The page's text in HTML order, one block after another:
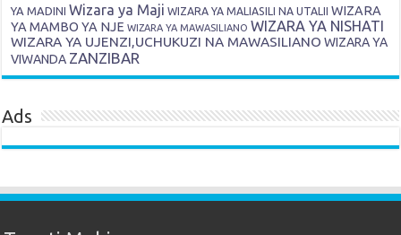
YA MADINI Wizara ya Maji WIZARA YA MALIASILI NA UTALII
WIZARA
YA MAMBO YA NJE WIZARA YA MAWASILIANO WIZARA YA NISHATI
WIZARA YA UJENZI,UCHUKUZI NA MAWASILIANO WIZARA YA
VIWANDA ZANZIBAR
Ads